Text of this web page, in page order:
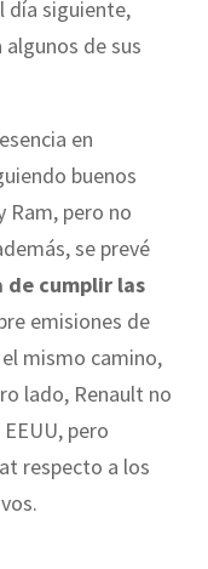
día siguiente,
de sus
en
buenos
Ram, pero no
se prevé
de cumplir las
emisiones de
mismo camino,
lado, Renault no
pero
respecto a los